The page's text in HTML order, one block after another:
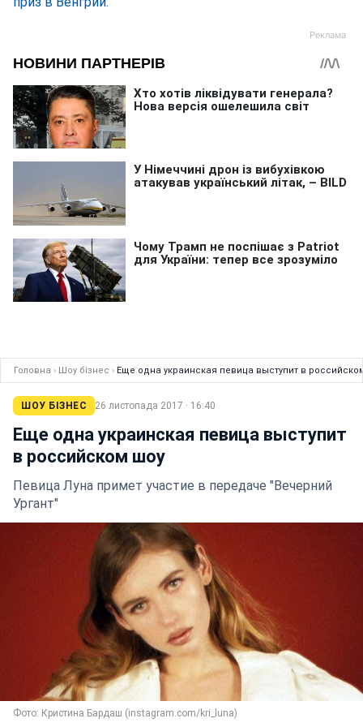
Головна › Шоу бізнес › Еще одна украинская певица выступит в
ШОУ БІЗНЕС 26 листопада 2017 · 16:40
Еще одна украинская певица выступит
в российском шоу
Певица Луна примет участие в передаче "Вечерний
Ургант"
Фото: Кристина Бардаш (instagram.com/kri_luna)